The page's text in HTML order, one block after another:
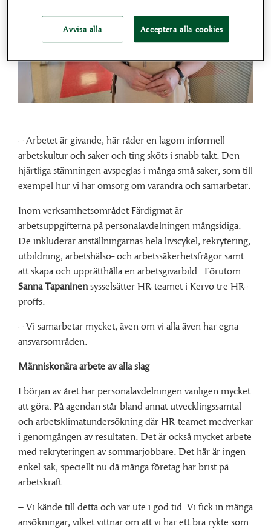
– Arbetet är givande, här råder en lagom informell
arbetskultur och saker och ting sköts i snabb takt. Den
hjärtliga stämningen avspeglas i många små saker, som till
exempel hur vi har omsorg om varandra och samarbetar.
Inom verksamhetsområdet Färdigmat är
arbetsuppgifterna på personalavdelningen mångsidiga.
De inkluderar anställningarnas hela livscykel, rekrytering,
utbildning, arbetshälso- och arbetssäkerhetsfrågor samt
att skapa och upprätthålla en arbetsgivarbild. Förutom
Sanna Tapaninensysselsätter HR-teamet i Kervo tre HR-
proffs.
– Vi samarbetar mycket, även om vi alla även har egna
ansvarsområden.
Människonära arbete av alla slag
I början av året har personalavdelningen vanligen mycket
att göra. På agendan står bland annat utvecklingssamtal
och arbetsklimatundersökning där HR-teamet medverkar
i genomgången av resultaten. Det är också mycket arbete
med rekryteringen av sommarjobbare. Det här är ingen
enkel sak, speciellt nu då många företag har brist på
arbetskraft.
– Vi kände till detta och var ute i god tid. Vi fick in många
ansökningar, vilket vittnar om att vi har ett bra rykte som
Avvisa alla Acceptera alla cookies